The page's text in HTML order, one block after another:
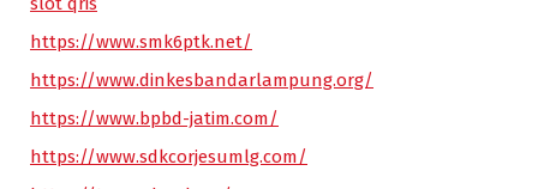
https://www.smk6ptk.net/
https://www.dinkesbandarlampung.org/
https://www.bpbd-jatim.com/
https://www.sdkcorjesumlg.com/